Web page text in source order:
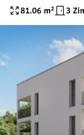
81.06 m² 3